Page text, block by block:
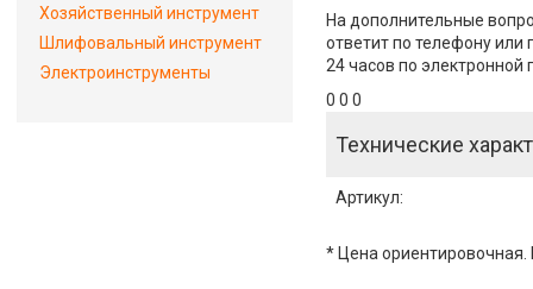
На дополнительные
ответит по телефону или
24 часов по электронной
0 0 0
Технические
Артикул:
* Цена ориентировочная.
Хозяйственный инструмент
Шлифовальный инструмент
Электроинструменты